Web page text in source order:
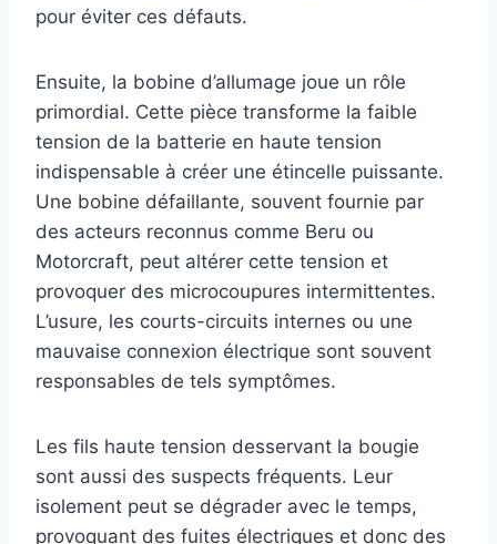
pour éviter ces défauts.
Ensuite, la bobine d’allumage joue un rôle
primordial. Cette pièce transforme la faible
tension de la batterie en haute tension
indispensable à créer une étincelle puissante.
Une bobine défaillante, souvent fournie par
des acteurs reconnus comme Beru ou
Motorcraft, peut altérer cette tension et
provoquer des microcoupures intermittentes.
L’usure, les courts-circuits internes ou une
mauvaise connexion électrique sont souvent
responsables de tels symptômes.
Les fils haute tension desservant la bougie
sont aussi des suspects fréquents. Leur
isolement peut se dégrader avec le temps,
provoquant des fuites électriques et donc des